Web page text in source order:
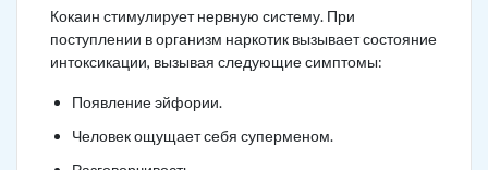
Кокаин стимулирует нервную систему. При
поступлении в организм наркотик вызывает состояние
интоксикации, вызывая следующие симптомы:
Появление эйфории.
Человек ощущает себя суперменом.